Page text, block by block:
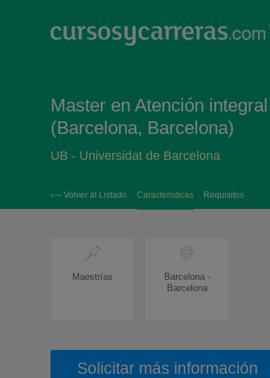
Master en Atención
(Barcelona, Barcelona)
UB - Universidat de Barcelona
‹— Volver al Listado Caracteristicas Requisitos
Maestrías
Barcelona -
Barcelona
Solicitar más información